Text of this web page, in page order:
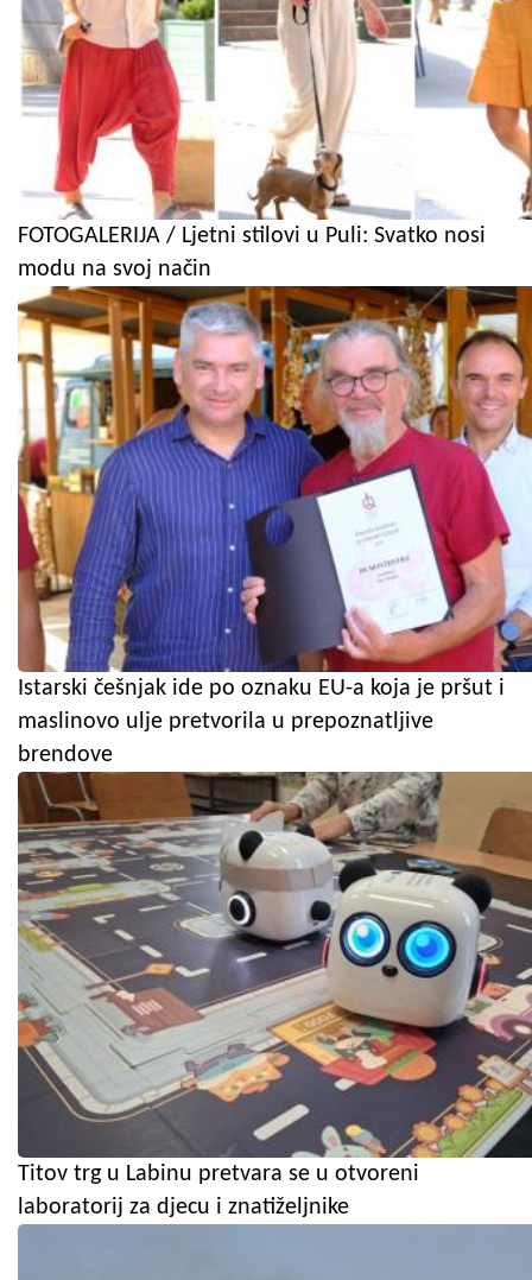
FOTOGALERIJA / Ljetni stilovi u Puli: Svatko nosi
modu na svoj način
Istarski češnjak ide po oznaku EU-a koja je pršut i
maslinovo ulje pretvorila u prepoznatljive
brendove
Titov trg u Labinu pretvara se u otvoreni
laboratorij za djecu i znatiželjnike